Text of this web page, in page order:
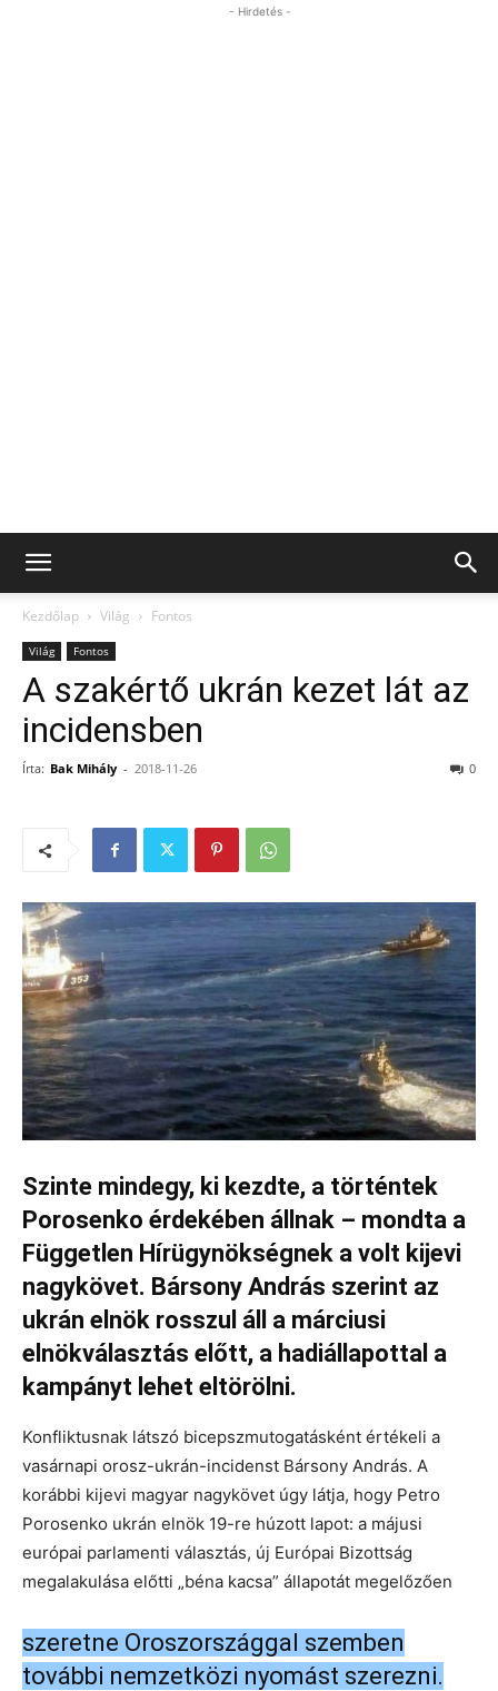
- Hirdetés -
Kezdőlap Világ Fontos
Világ Fontos
A szakértő ukrán kezet lát az
incidensben
Írta: Bak Mihály - 2018-11-26 0
Szinte mindegy, ki kezdte, a történtek
Porosenko érdekében állnak – mondta a
Független Hírügynökségnek a volt kijevi
nagykövet. Bársony András szerint az
ukrán elnök rosszul áll a márciusi
elnökválasztás előtt, a hadiállapottal a
kampányt lehet eltörölni.
Konfliktusnak látszó bicepszmutogatásként értékeli a
vasárnapi orosz-ukrán-incidenst Bársony András. A
korábbi kijevi magyar nagykövet úgy látja, hogy Petro
Porosenko ukrán elnök 19-re húzott lapot: a májusi
európai parlamenti választás, új Európai Bizottság
megalakulása előtti „béna kacsa” állapotát megelőzően
szeretne Oroszországgal szemben
további nemzetközi nyomást szerezni.